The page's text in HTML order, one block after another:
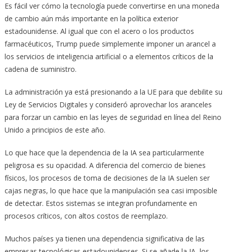
Es fácil ver cómo la tecnología puede convertirse en una moneda
de cambio aún más importante en la política exterior
estadounidense. Al igual que con el acero o los productos
farmacéuticos, Trump puede simplemente imponer un arancel a
los servicios de inteligencia artificial o a elementos críticos de la
cadena de suministro.
La administración ya está presionando a la UE para que debilite su
Ley de Servicios Digitales y consideró aprovechar los aranceles
para forzar un cambio en las leyes de seguridad en línea del Reino
Unido a principios de este año.
Lo que hace que la dependencia de la IA sea particularmente
peligrosa es su opacidad. A diferencia del comercio de bienes
físicos, los procesos de toma de decisiones de la IA suelen ser
cajas negras, lo que hace que la manipulación sea casi imposible
de detectar. Estos sistemas se integran profundamente en
procesos críticos, con altos costos de reemplazo.
Muchos países ya tienen una dependencia significativa de las